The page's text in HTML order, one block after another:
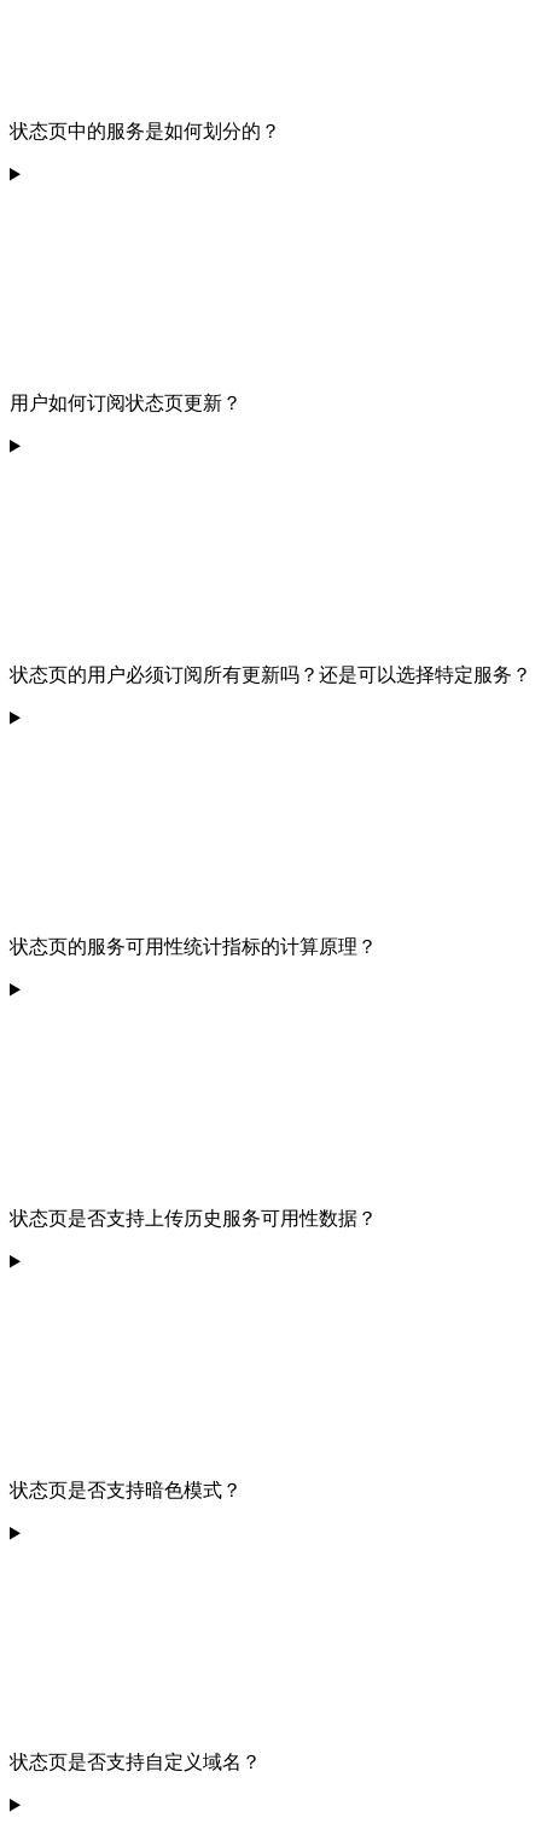
状态页中的服务是如何划分的？
用户如何订阅状态页更新？
状态页的用户必须订阅所有更新吗？还是可以选择特定服务？
状态页的服务可用性统计指标的计算原理？
状态页是否支持上传历史服务可用性数据？
状态页是否支持暗色模式？
状态页是否支持自定义域名？